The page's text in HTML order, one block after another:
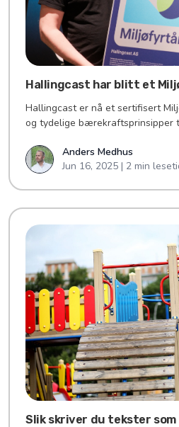
Hallingcast har blitt et
Hallingcast er nå et sertifisert
og tydelige bærekraftsprinsipper
Anders Medhus
Jun 16, 2025 | 2 min
Slik skriver du tekster